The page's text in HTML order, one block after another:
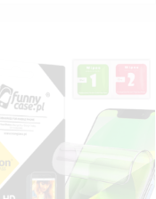
NOWĄ LISTĘ
((CREATETEXT))
((LOGINTEXT))